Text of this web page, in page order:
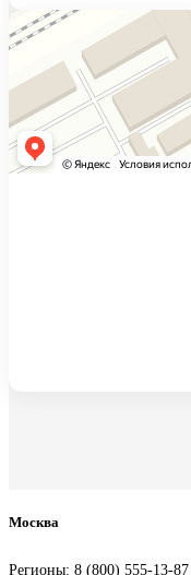
Москва
Регионы: 8 (800) 555-13-87